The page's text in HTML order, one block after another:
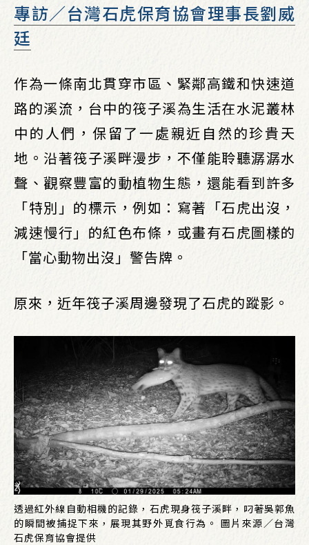
專訪／台灣石虎保育協會理事長劉威
廷
作為一條南北貫穿市區、緊鄰高鐵和快速道
路的溪流，台中的筏子溪為生活在水泥叢林
中的人們，保留了一處親近自然的珍貴天
地。沿著筏子溪畔漫步，不僅能聆聽潺潺水
聲、觀察豐富的動植物生態，還能看到許多
「特別」的標示，例如：寫著「石虎出沒，
減速慢行」的紅色布條，或畫有石虎圖樣的
「當心動物出沒」警告牌。
原來，近年筏子溪周邊發現了石虎的蹤影。
透過紅外線自動相機的記錄，石虎現身筏子溪畔，叼著吳郭魚
的瞬間被捕捉下來，展現其野外覓食行為。 圖片來源／台灣
石虎保育協會提供